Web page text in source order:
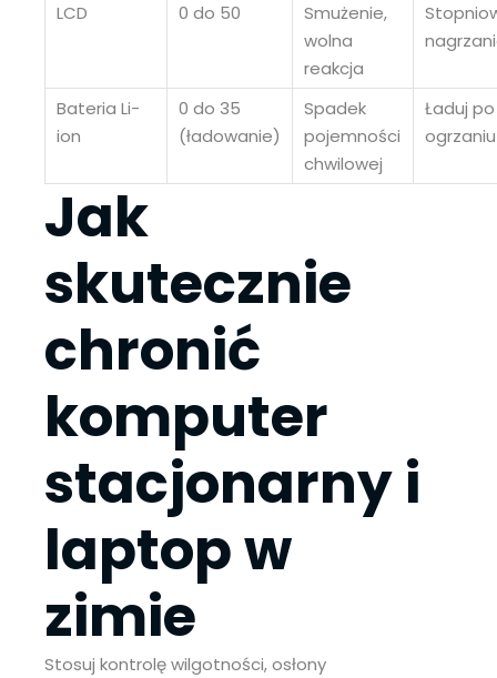
LCD 0 do 50
Smużenie,
wolna
reakcja
Bateria Li-
ion
0 do 35
(ładowanie)
Spadek
pojemności
chwilowej
Ładuj po
ogrzaniu
Jak
skutecznie
chronić
komputer
stacjonarny i
laptop w
zimie
Stosuj kontrolę wilgotności, osłony